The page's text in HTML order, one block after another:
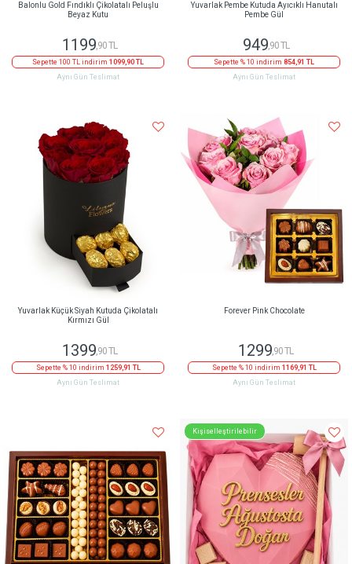
Balonlu Gold Fındıklı Çikolatalı Peluşlu
Beyaz Kutu
1199,90 TL
Sepette 100 TL indirim 1099,90 TL
Aynı Gün Teslimat
Yuvarlak Pembe Kutuda Ayıcıklı Hanutalı
Pembe Gül
949,90 TL
Sepette % 10 indirim 854,91 TL
Aynı Gün Teslimat
Yuvarlak Küçük Siyah Kutuda Çikolatalı
Kırmızı Gül
1399 ,90 TL
Sepette % 10 indirim 1259,91 TL
Aynı Gün Teslimat
Forever Pink Chocolate
1299 ,90 TL
Sepette % 10 indirim 1169,91 TL
Aynı Gün Teslimat
Kişiselleştirilebilir